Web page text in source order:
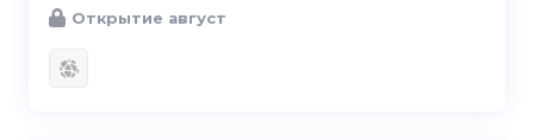
Открытие август